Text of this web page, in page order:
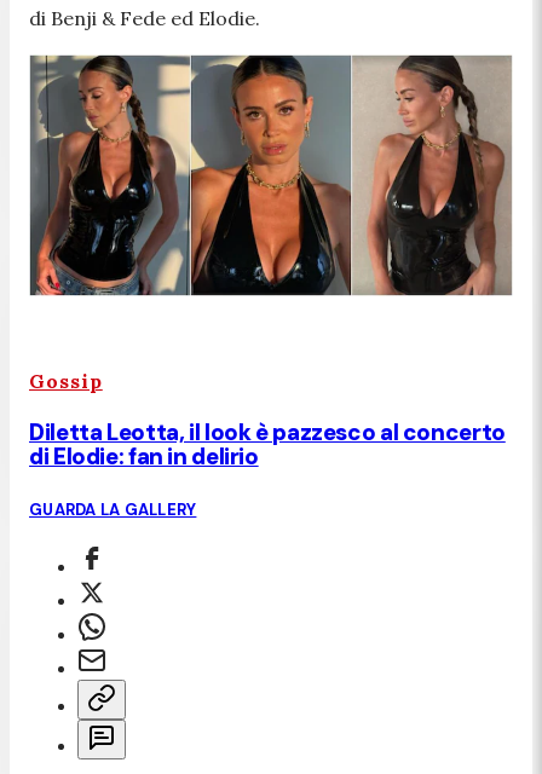
di Benji & Fede ed Elodie.
Gossip
Diletta Leotta, il look è pazzesco al concerto
di Elodie: fan in delirio
GUARDA LA GALLERY